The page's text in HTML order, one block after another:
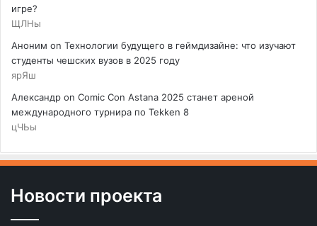
игре?
ЩЛНы
Аноним on Технологии будущего в геймдизайне: что изучают
студенты чешских вузов в 2025 году
ярЯш
Александр on Comic Con Astana 2025 станет ареной
международного турнира по Tekken 8
цЧЬы
Новости проекта